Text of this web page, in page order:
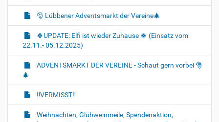
🎅 Lübbener Adventsmarkt der Vereine🎄
🍀UPDATE: Elfi ist wieder Zuhause 🍀 (Einsatz vom
22.11.- 05.12.2025)
ADVENTSMARKT DER VEREINE - Schaut gern vorbei 🎅
🎄
‼️VERMISST‼️
Weihnachten, Glühweinmeile, Spendenaktion,